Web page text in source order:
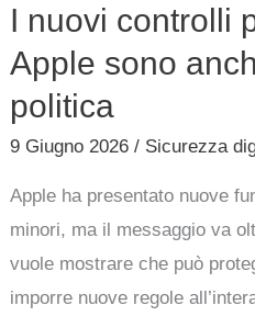
I nuovi controlli
Apple sono
politica
9 Giugno 2026/ Sicurezza
Apple ha presentato nuove
minori, ma il messaggio va
vuole mostrare che può
imporre nuove regole